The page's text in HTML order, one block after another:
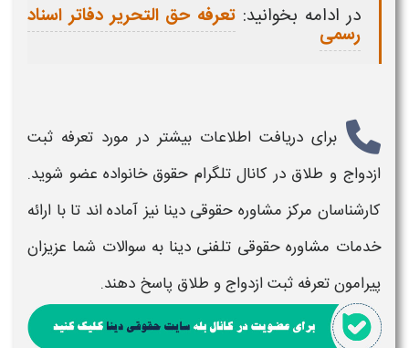
در ادامه بخوانید: تعرفه حق التحریر دفاتر اسناد
رسمی
برای دریافت اطلاعات بیشتر در مورد تعرفه ثبت
ازدواج و طلاق در کانال تلگرام حقوق خانواده عضو شوید.
کارشناسان مرکز مشاوره حقوقی دینا نیز آماده اند تا با ارائه
خدمات مشاوره حقوقی تلفنی دینا به سوالات شما عزیزان
پیرامونتعرفه ثبت ازدواج و طلاق​ پاسخ دهند.